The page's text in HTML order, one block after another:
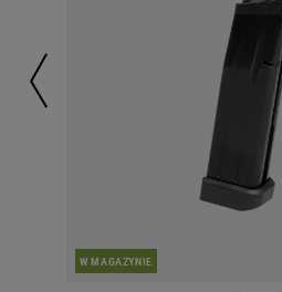
W MAGAZYNIE